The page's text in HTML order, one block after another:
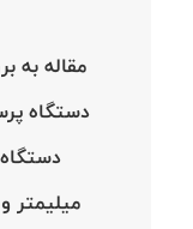
مقاله به